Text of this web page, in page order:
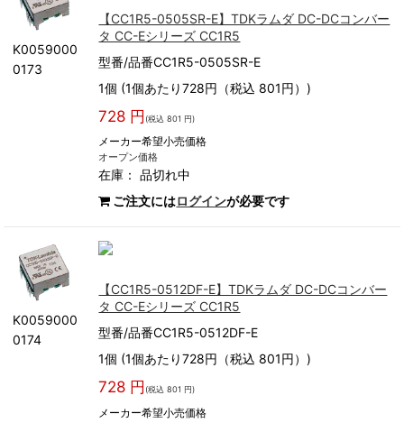
K0059000
0173
【CC1R5-0505SR-E】TDKラムダ DC-DCコンバー
タ CC-Eシリーズ CC1R5
型番/品番CC1R5-0505SR-E
1個 (1個あたり728円（税込 801円）)
728 円 (税込 801 円)
メーカー希望小売価格
オープン価格
在庫：品切れ中
ご注文にはログインが必要です
K0059000
0174
【CC1R5-0512DF-E】TDKラムダ DC-DCコンバー
タ CC-Eシリーズ CC1R5
型番/品番CC1R5-0512DF-E
1個 (1個あたり728円（税込 801円）)
728 円 (税込 801 円)
メーカー希望小売価格